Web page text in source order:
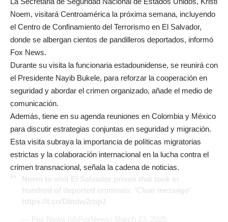
Noem, visitará Centroamérica la próxima semana, incluyendo
el Centro de Confinamiento del Terrorismo en El Salvador,
donde se albergan cientos de pandilleros deportados, informó
Fox News.
Durante su visita la funcionaria estadounidense, se reunirá con
el Presidente Nayib Bukele, para reforzar la cooperación en
seguridad y abordar el crimen organizado, añade el medio de
comunicación.
Además, tiene en su agenda reuniones en Colombia y México
para discutir estrategias conjuntas en seguridad y migración.
Esta visita subraya la importancia de políticas migratorias
estrictas y la colaboración internacional en la lucha contra el
crimen transnacional, señala la cadena de noticias.